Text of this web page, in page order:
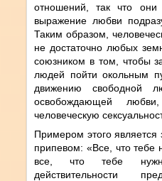
отношений, так что
выражение любви
Таким образом,
не достаточно любых
союзником в том, чтобы
людей пойти окольным
движению свободной
освобождающей
человеческую
Примером этого является
припевом: «Все, что
все, что тебе
действительности